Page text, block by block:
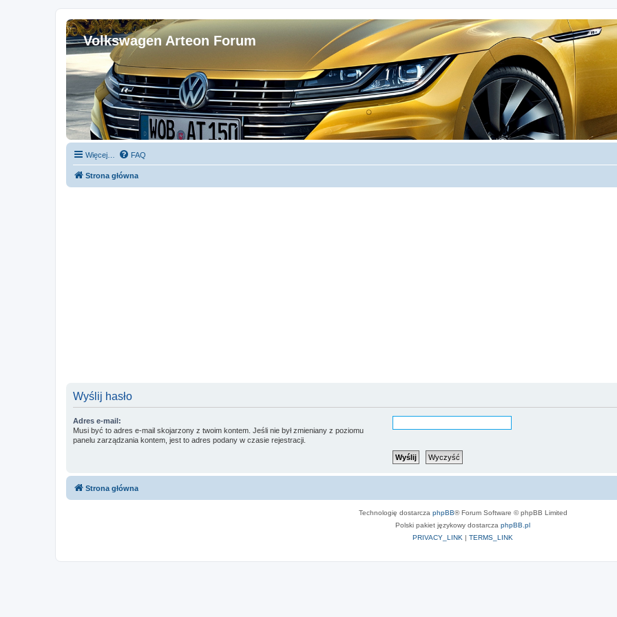
Volkswagen Arteon Forum
Więcej… FAQ
Strona główna
Wyślij hasło
Adres e-mail:
Musi być to adres e-mail skojarzony z twoim kontem. Jeśli nie był zmieniany z poziomu
panelu zarządzania kontem, jest to adres podany w czasie rejestracji.
Strona główna
Technologię dostarcza phpBB® Forum Software © phpBB Limited
Polski pakiet językowy dostarcza phpBB.pl
PRIVACY_LINK | TERMS_LINK